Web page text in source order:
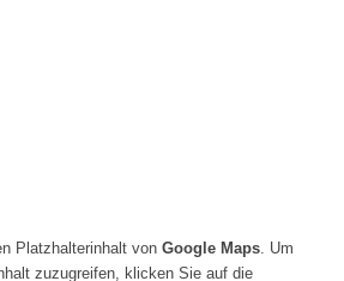
Platzhalterinhalt von Google Maps. Um
zuzugreifen, klicken Sie auf die